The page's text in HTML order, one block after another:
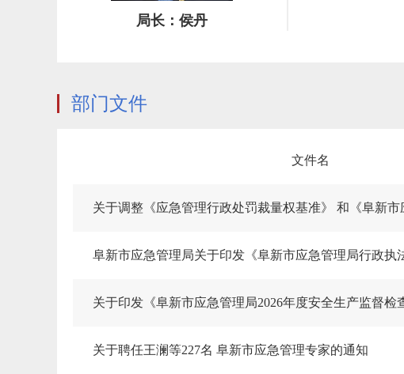
局长：侯丹
部门文件
文件名
关于印发《阜新市应急管理局2026年度安全生产监督检
关于聘任王澜等227名 阜新市应急管理专家的通知